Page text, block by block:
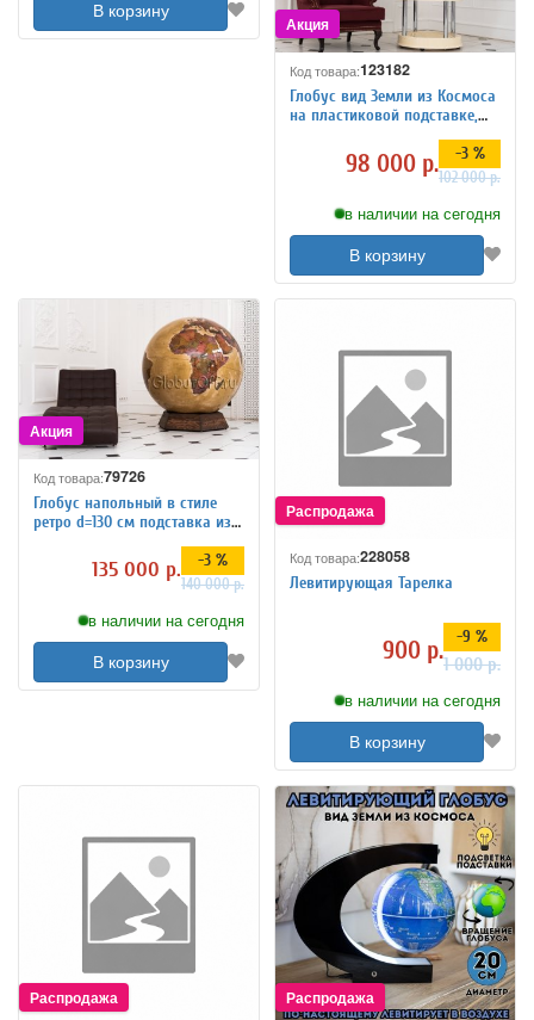
В корзину
Код товара:123182
Глобус вид Земли из Космоса
на пластиковой подставке,
98 000 р. -3 %
102 000 р.
в наличии на сегодня
В корзину
Код товара:79726
Глобус напольный в стиле
ретро d=130 см подставка из
135 000 р. -3 %
140 000 р.
в наличии на сегодня
В корзину
Код товара:228058
Левитирующая Тарелка
900 р. -9 %
1 000 р.
в наличии на сегодня
В корзину